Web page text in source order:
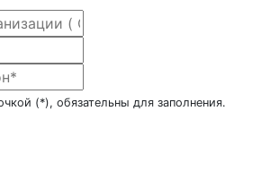
(*), обязательны для заполнения.